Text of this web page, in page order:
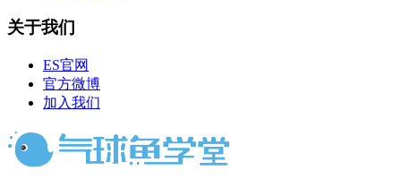
关于我们
ES官网
官方微博
加入我们